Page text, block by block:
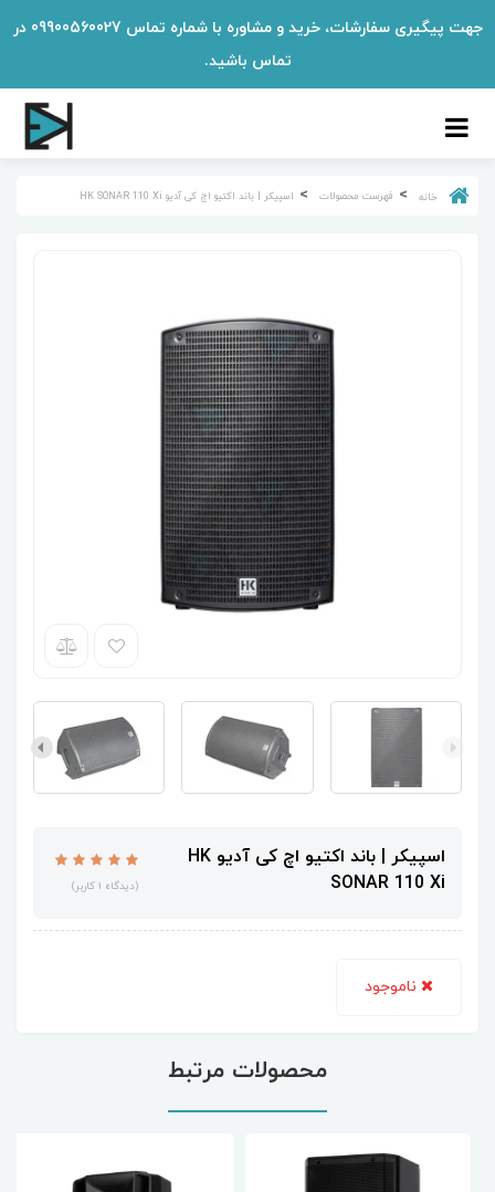
جهت پیگیری سفارشات، خرید و مشاوره با شماره تماس 09900560027 در
تماس باشید.
خانه فهرست محصولات اسپیکر | باند اکتیو اچ کی آدیو HK SONAR 110 Xi
اسپیکر | باند اکتیو اچ کی آدیو HK
SONAR 110 Xi
(دیدگاه 1 کاربر)
ناموجود
محصولات مرتبط